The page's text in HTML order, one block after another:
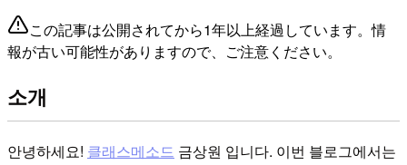
この記事は公開されてから1年以上経過しています。情
報が古い可能性がありますので、ご注意ください。
소개
안녕하세요! 클래스메소드 금상원 입니다. 이번 블로그에서는